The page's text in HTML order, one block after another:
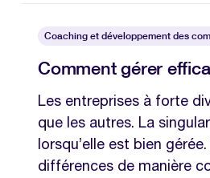
Coaching et développement des
Comment gérer
Les entreprises à forte
que les autres. La
lorsqu’elle est bien
différences de manière